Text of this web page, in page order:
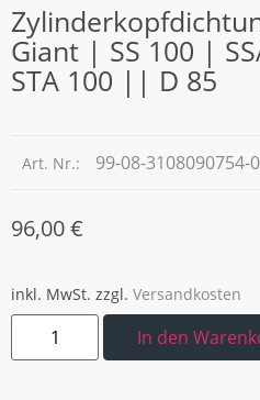
Giant | SS 100 |
STA 100 || D 85
Art. Nr.: 99-08-3108090754-
96,00€
inkl. MwSt. zzgl. Versandkosten
In den